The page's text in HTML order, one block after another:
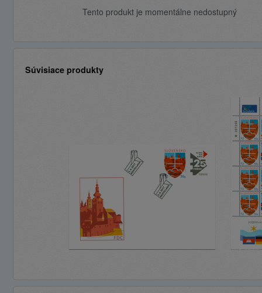
Tento produkt je momentálne nedostupný
Súvisiace produkty